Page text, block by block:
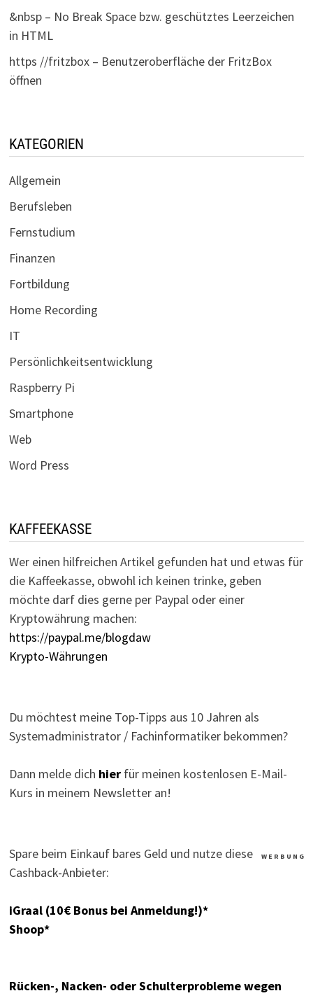
&nbsp – No Break Space bzw. geschütztes Leerzeichen
in HTML
https //fritzbox – Benutzeroberfläche der FritzBox
öffnen
KATEGORIEN
Allgemein
Berufsleben
Fernstudium
Finanzen
Fortbildung
Home Recording
IT
Persönlichkeitsentwicklung
Raspberry Pi
Smartphone
Web
Word Press
KAFFEEKASSE
Wer einen hilfreichen Artikel gefunden hat und etwas für
die Kaffeekasse, obwohl ich keinen trinke, geben
möchte darf dies gerne per Paypal oder einer
Kryptowährung machen:
https://paypal.me/blogdaw
Krypto-Währungen
Du möchtest meine Top-Tipps aus 10 Jahren als
Systemadministrator / Fachinformatiker bekommen?
Dann melde dich hierfür meinen kostenlosen E-Mail-
Kurs in meinem Newsletter an!
W E R B U N G
Spare beim Einkauf bares Geld und nutze diese
Cashback-Anbieter:
iGraal (10€ Bonus bei Anmeldung!)*
Shoop*
Rücken-, Nacken- oder Schulterprobleme wegen